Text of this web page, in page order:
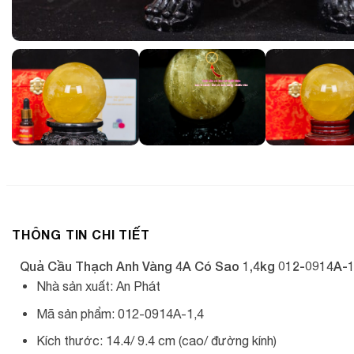
THÔNG TIN CHI TIẾT
Quả Cầu Thạch Anh Vàng 4A Có Sao 1,4kg 012-0914A-
Nhà sản xuất: An Phát
Mã sản phẩm: 012-0914A-1,4
Kích thước: 14.4/ 9.4 cm (cao/ đường kính)